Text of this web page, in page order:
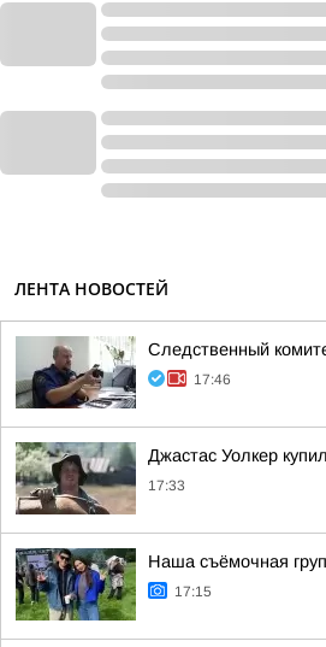
ЛЕНТА НОВОСТЕЙ
Следственный
17:46
Джастас Уолкер
17:33
Наша съёмочная
17:15